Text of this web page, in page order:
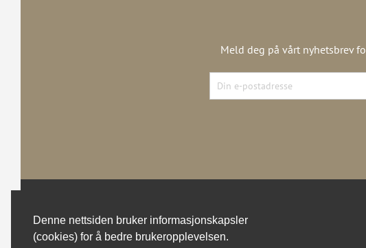
Denne nettsiden bruker informasjonskapsler
(cookies) for å bedre brukeropplevelsen.
Meld deg på vårt nyhetsbrev